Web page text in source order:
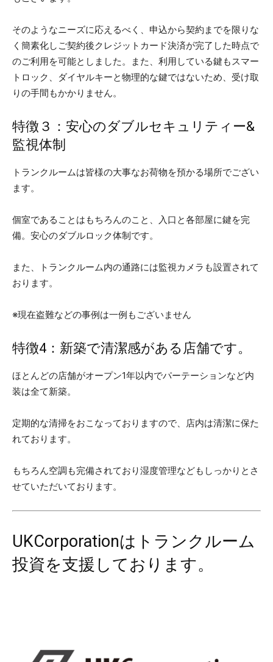
そのようなニーズに応えるべく、申込から契約までを限りな
く簡素化しご契約後クレジットカード決済が完了した時点で
のご利用を可能としました。また、利用している鍵もスマー
トロック、ダイヤルキーと物理的な鍵ではないため、受け取
りの手間もかかりません。
特徴３：安心のダブルセキュリティー&
監視体制
トランクルームは皆様の大事なお荷物を預かる場所でござい
ます。
個室であることはもちろんのこと、入口と各部屋に鍵を完
備。安心のダブルロック体制です。
また、トランクルーム内の通路には監視カメラも設置されて
おります。
※現在盗難などの事例は一例もございません
特徴4：新築で清潔感がある店舗です。
ほとんどの店舗がオープン1年以内でパーテーションなど内
装は全て新築。
定期的な清掃をおこなっておりますので、店内は清潔に保た
れております。
もちろん空調も完備されており湿度管理などもしっかりとさ
せていただいております。
UKCorporationはトランクルーム
投資を支援しております。